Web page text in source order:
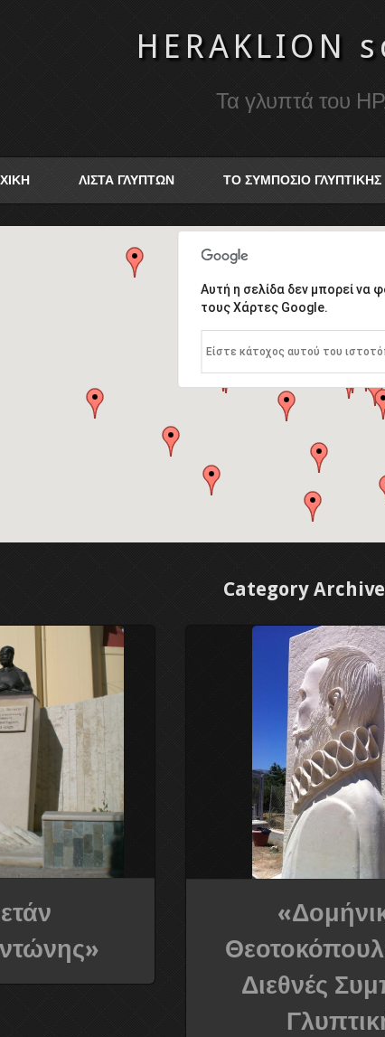
HERAKLION
Τα γλυπτά του
ΛΙΣΤΑ ΓΛΥΠΤΩΝ ΤΟ ΣΥΜΠΟΣΙΟ ΓΛΥΠΤΙΚΗΣ
Αυτή η σελίδα δεν μπορεί να
τους Χάρτες Google.
Είστε κάτοχος αυτού του
Category
Διεθνές